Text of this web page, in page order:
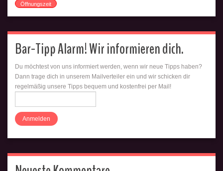
Öffnungszeit
Bar-Tipp Alarm! Wir informieren dich.
Du möchtest von uns informiert werden, wenn wir neue Tipps haben?
Dann trage dich in unserem Mailverteiler ein und wir schicken dir
regelmäßig unsere Tipps bequem und kostenfrei per Mail!